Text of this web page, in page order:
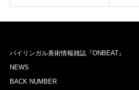
バイリンガル美術情報雑誌『ONBEAT』
NEWS
BACK NUMBER